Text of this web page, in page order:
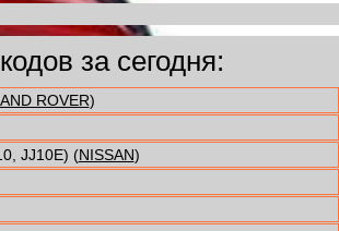
за сегодня:
ROVER)
JJ10E) (NISSAN)